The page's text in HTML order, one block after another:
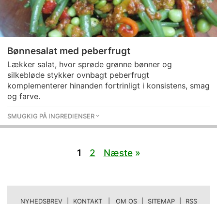
Bønnesalat med peberfrugt
Lækker salat, hvor sprøde grønne bønner og
silkebløde stykker ovnbagt peberfrugt
komplementerer hinanden fortrinligt i konsistens, smag
og farve.
SMUGKIG PÅ INGREDIENSER
1 2 Næste»
NYHEDSBREV KONTAKT | OM OS SITEMAP RSS